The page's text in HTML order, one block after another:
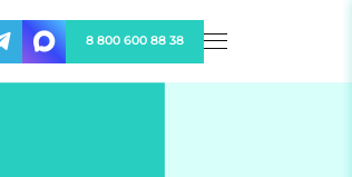
8 800 600 88 38